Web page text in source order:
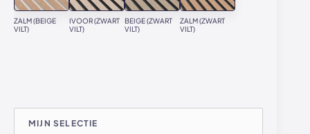
ZALM (BEIGE
VILT)
IVOOR (ZWART
VILT)
BEIGE (ZWART
VILT)
ZALM (ZWART
VILT)
MIJN SELECTIE